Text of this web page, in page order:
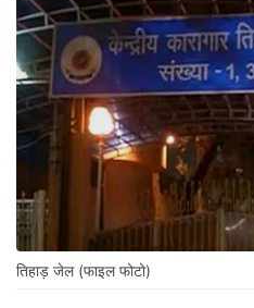
तिहाड़ जेल (फाइल फोटो)